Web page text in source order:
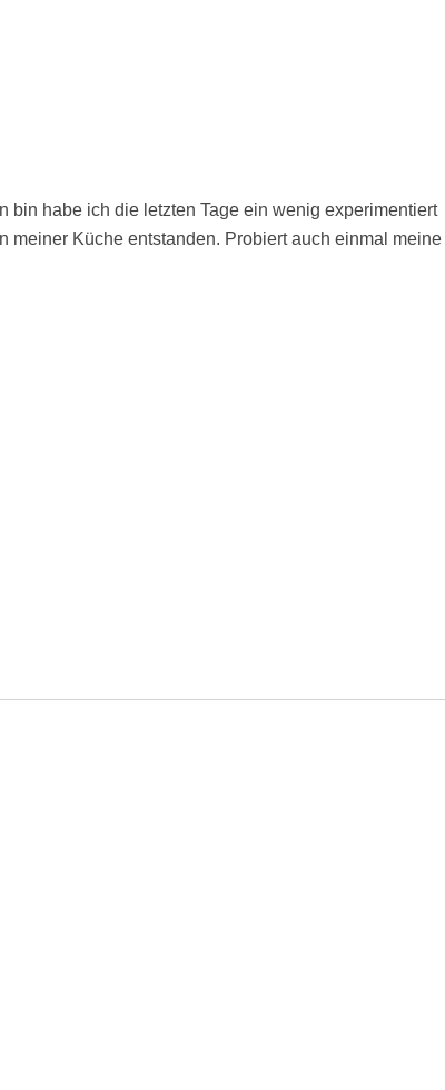
bin habe ich die letzten Tage ein wenig experimentiert
meiner Küche entstanden. Probiert auch einmal meine